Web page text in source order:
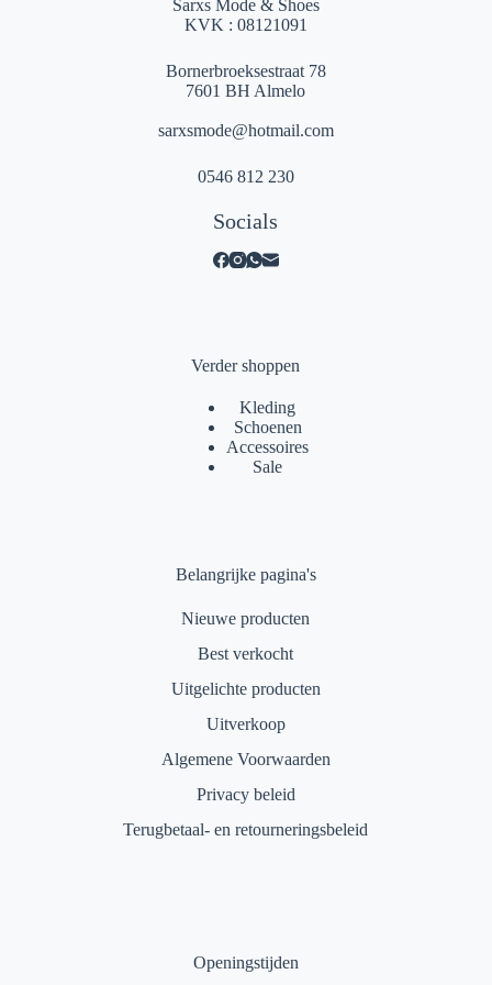
Sarxs Mode & Shoes
KVK : 08121091
Bornerbroeksestraat 78
7601 BH Almelo
sarxsmode@hotmail.com
0546 812 230
Socials
Verder shoppen
Kleding
Schoenen
Accessoires
Sale
Belangrijke pagina's
Nieuwe producten
Best verkocht
Uitgelichte producten
Uitverkoop
Algemene Voorwaarden
Privacy beleid
Terugbetaal- en retourneringsbeleid
Openingstijden